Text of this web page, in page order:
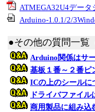
ATMEGA32U4データ
Arduino-1.0.1/2/
●その他の質問一覧
Arduino関係はサ
基板１番～２番ピ
ICの上のシールに
ドライバファイ
商用製品に組み込